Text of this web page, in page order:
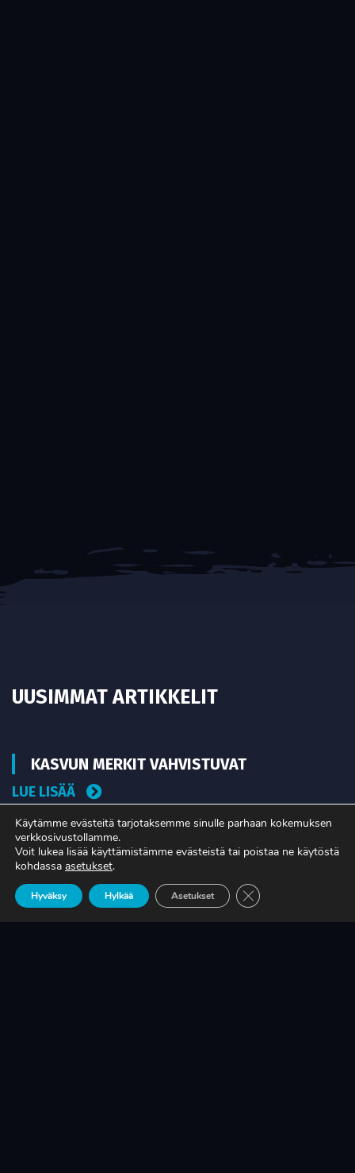
UUSIMMAT ARTIKKELIT
KASVUN MERKIT VAHVISTUVAT
LUE LISÄÄ
TIEDÄTKÖ, MITÄ TUOTANTONNE OIKEASTI
MAKSAA?
LUE LISÄÄ
Käytämme evästeitä tarjotaksemme sinulle parhaan kokemuksen
verkkosivustollamme.
Voit lukea lisää käyttämistämme evästeistä tai poistaa ne käytöstä
kohdassa asetukset.
Hyväksy Hylkää Asetukset Sulje evästebanneri